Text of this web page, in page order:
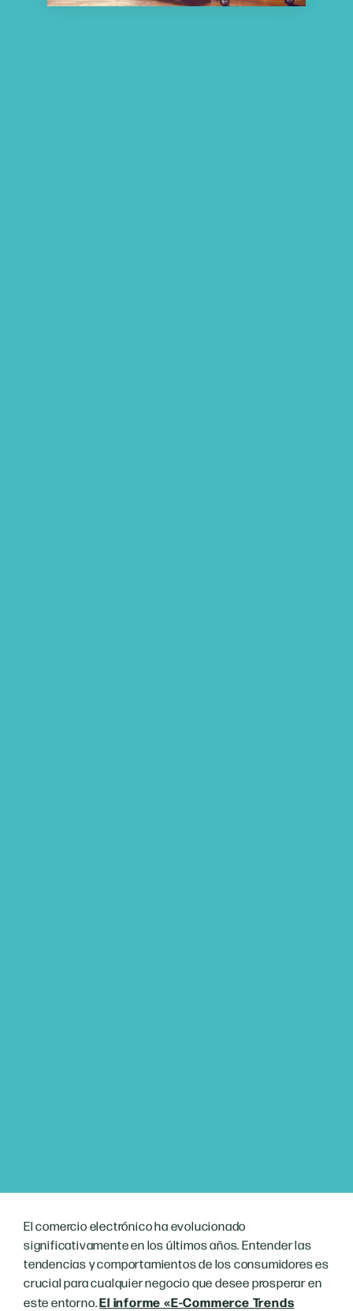
El comercio electrónico ha evolucionado
significativamente en los últimos años. Entender las
tendencias y comportamientos de los consumidores es
crucial para cualquier negocio que desee prosperar en
este entorno.El informe «E-Commerce Trends